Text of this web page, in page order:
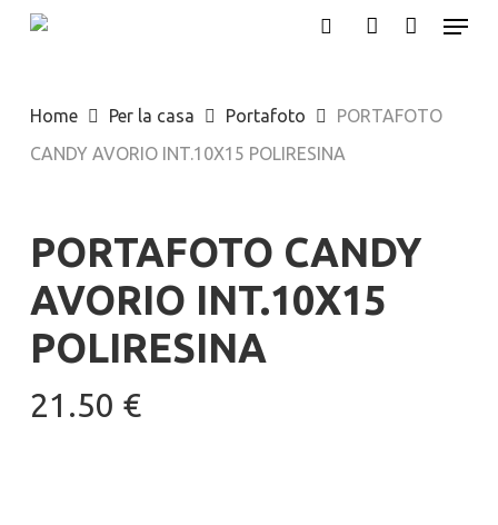
Skip
content
Menu
Home Per la casa Portafoto
PORTAFOTO
CANDY AVORIO INT.10X15 POLIRESINA
PORTAFOTO CANDY
AVORIO INT.10X15
POLIRESINA
21.50 €